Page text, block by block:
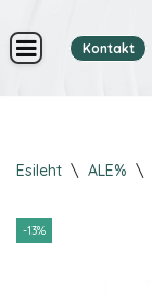
Skip
content
Kontakt
Esileht \ ALE% \
-13%